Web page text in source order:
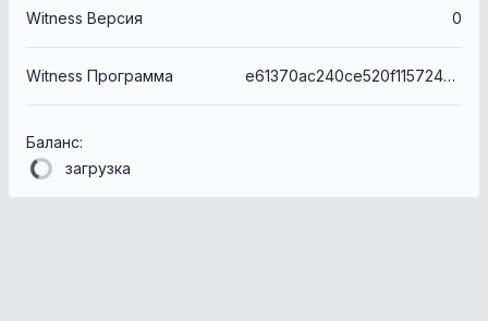
Witness Версия 0
Witness Программа e61370ac240ce520f11572488a4471f4a1c8e215
Баланс:
загрузка